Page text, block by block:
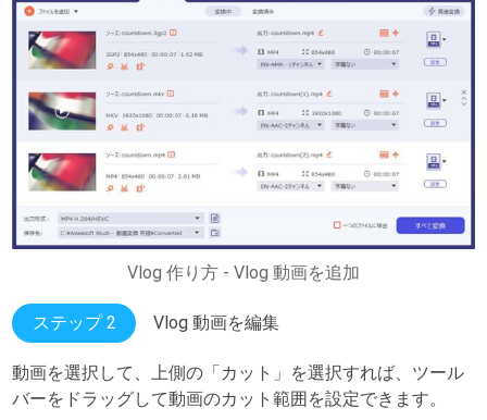
Vlog 作り方 - Vlog 動画を追加
ステップ 2 Vlog 動画を編集
動画を選択して、上側の「カット」を選択すれば、ツール
バーをドラッグして動画のカット範囲を設定できます。